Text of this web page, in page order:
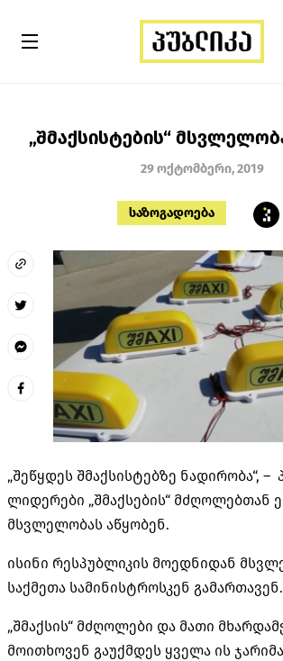
„შმაქსისტების“
29 ოქტომბერი, 2019
საზოგადოება
„შეწყდეს შმაქსისტებზე ნადირობა“, –
ლიდერები „შმაქსების“ მძღოლებთან
მსვლელობას აწყობენ.
ისინი რესპუბლიკის მოედნიდან
საქმეთა სამინისტროსკენ გამართავენ.
„შმაქსის“ მძღოლები და მათი
მოითხოვენ გაუქმდეს ყველა ის